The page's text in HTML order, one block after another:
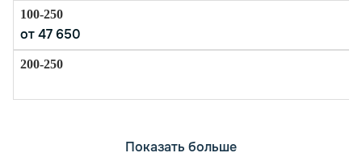
от 47 650
Показать больше